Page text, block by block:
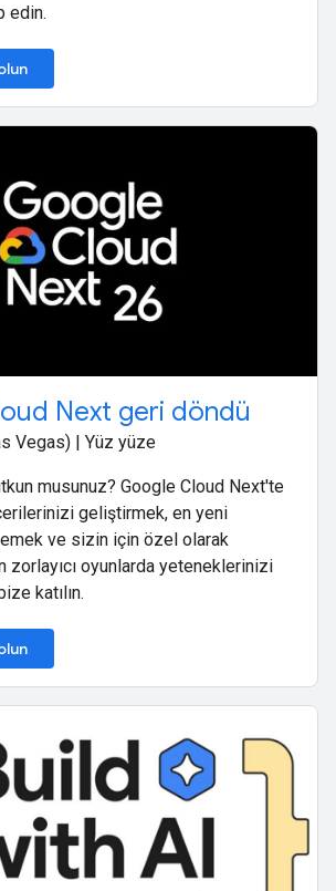
edin.
Next geri döndü
Vegas) | Yüz yüze
musunuz? Google Cloud Next'te
geliştirmek, en yeni
ve sizin için özel olarak
zorlayıcı oyunlarda yeteneklerinizi
katılın.